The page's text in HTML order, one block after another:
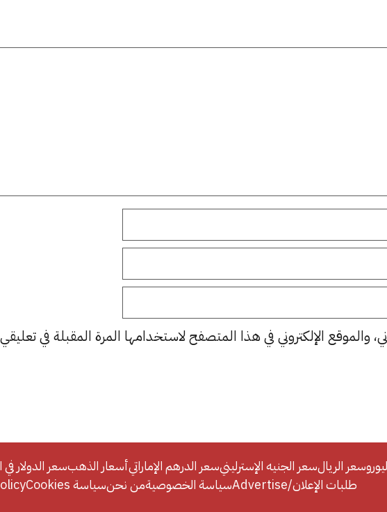
والموقع الإلكتروني في هذا المتصفح لاستخدامها المرة المقبلة في
سعر الريالسعر الجنيه الإسترلينيسعر الدرهم الإماراتيأسعار الذهبسعر الدولار في
طلبات الإعلان/Advertise
سياسة الخصوصيةمن نحنسياسة Cookies